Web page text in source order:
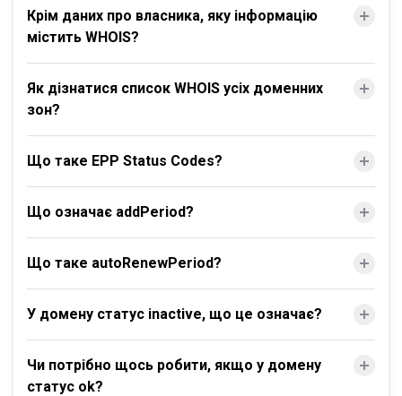
Крім даних про власника, яку інформацію
містить WHOIS?
Як дізнатися список WHOIS усіх доменних
зон?
Що таке EPP Status Codes?
Що означає addPeriod?
Що таке autoRenewPeriod?
У домену статус inactive, що це означає?
Чи потрібно щось робити, якщо у домену
статус ok?